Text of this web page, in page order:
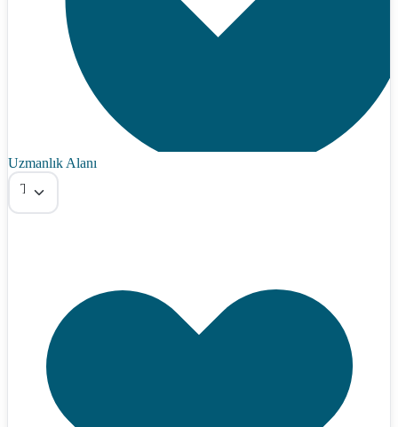
Uzmanlık Alanı
Tümü